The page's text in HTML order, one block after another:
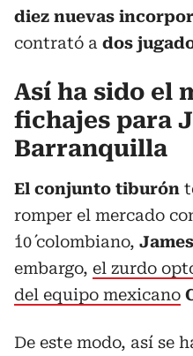
diez nuevas
contrató a dos
Así ha sido el
fichajes para
Barranquilla
El conjunto tiburón
romper el mercado
´10´ colombiano,
embargo, el zurdo
del equipo mexicano
De este modo, así se